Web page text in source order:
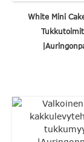
White Mini